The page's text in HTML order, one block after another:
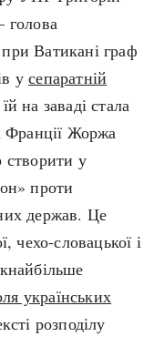
Ватикані граф
усепаратній
їй на заваді стала
Франції Жоржа
створити у
проти
держав. Це
чехо-словацької і
українських
розподілу